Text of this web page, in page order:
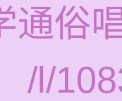
通俗
/l/